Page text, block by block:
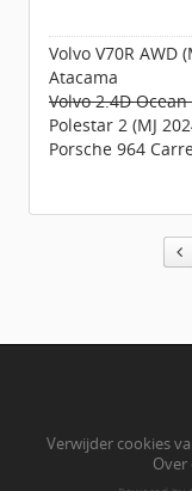
Volvo V70R AWD
Atacama
Volvo 2.4D Ocean
Polestar 2 (MJ
Porsche 964
Verwijder cookies
Over